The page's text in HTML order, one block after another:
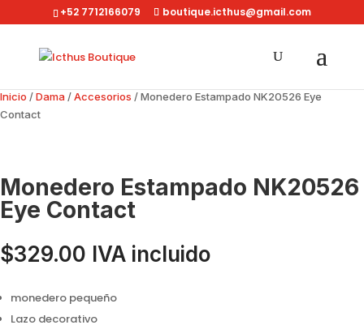
+52 7712166079 boutique.icthus@gmail.com
Inicio /Dama /Accesorios / Monedero Estampado NK20526 Eye
Contact
Monedero Estampado NK20526
Eye Contact
$329.00 IVA incluido
monedero pequeño
Lazo decorativo